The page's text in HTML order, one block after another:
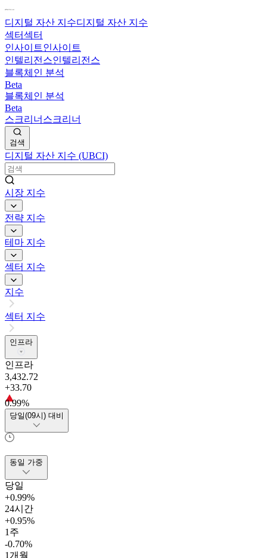
디지털 자산 지수디지털 자산 지수
섹터섹터
인사이트인사이트
인텔리전스인텔리전스
블록체인 분석
Beta
블록체인 분석
Beta
스크리너 스크리너
검색
디지털 자산 지수 (UBCI)
시장 지수
전략 지수
테마 지수
섹터 지수
지수
섹터 지수
인프라
인프라
3,432.72
+33.70
0.99%
당일(09시) 대비
동일 가중
당일
+0.99%
24시간
+0.95%
1주
-0.70%
1개월